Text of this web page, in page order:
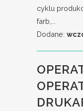
cyklu
farb,...
Dodane: